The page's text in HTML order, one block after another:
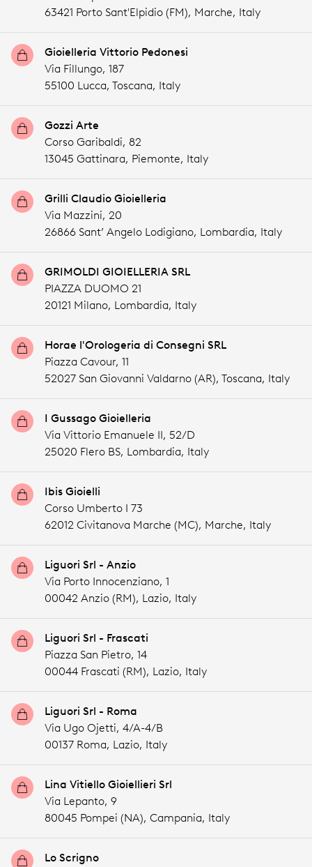
63421 Porto Sant'Elpidio (FM), Marche, Italy
Gioielleria Vittorio Pedonesi
Via Fillungo, 187
55100 Lucca, Toscana, Italy
Gozzi Arte
Corso Garibaldi, 82
13045 Gattinara, Piemonte, Italy
Grilli Claudio Gioielleria
Via Mazzini, 20
26866 Sant’ Angelo Lodigiano, Lombardia, Italy
GRIMOLDI GIOIELLERIA SRL
PIAZZA DUOMO 21
20121 Milano, Lombardia, Italy
Horae l'Orologeria di Consegni SRL
Piazza Cavour, 11
52027 San Giovanni Valdarno (AR), Toscana, Italy
I Gussago Gioielleria
Via Vittorio Emanuele II, 52/D
25020 Flero BS, Lombardia, Italy
Ibis Gioielli
Corso Umberto I 73
62012 Civitanova Marche (MC), Marche, Italy
Liguori Srl - Anzio
Via Porto Innocenziano, 1
00042 Anzio (RM), Lazio, Italy
Liguori Srl - Frascati
Piazza San Pietro, 14
00044 Frascati (RM), Lazio, Italy
Liguori Srl - Roma
Via Ugo Ojetti, 4/A-4/B
00137 Roma, Lazio, Italy
Lina Vitiello Gioiellieri Srl
Via Lepanto, 9
80045 Pompei (NA), Campania, Italy
Lo Scrigno